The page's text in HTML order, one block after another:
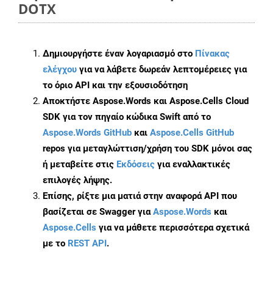
DOTX
Δημιουργήστε έναν λογαριασμό στο Πίνακας
ελέγχου για να λάβετε δωρεάν λεπτομέρειες για
το όριο API και την εξουσιοδότηση
Αποκτήστε Aspose.Words και Aspose.Cells Cloud
SDK για τον πηγαίο κώδικα Swift από το
Aspose.Words GitHub και Aspose.Cells GitHub
repos για μεταγλώττιση/χρήση του SDK μόνοι σας
ή μεταβείτε στις Εκδόσεις για εναλλακτικές
επιλογές λήψης.
Επίσης, ρίξτε μια ματιά στην αναφορά API που
βασίζεται σε Swagger γιαAspose.Words και
Aspose.Cells για να μάθετε περισσότερα σχετικά
με το REST API.